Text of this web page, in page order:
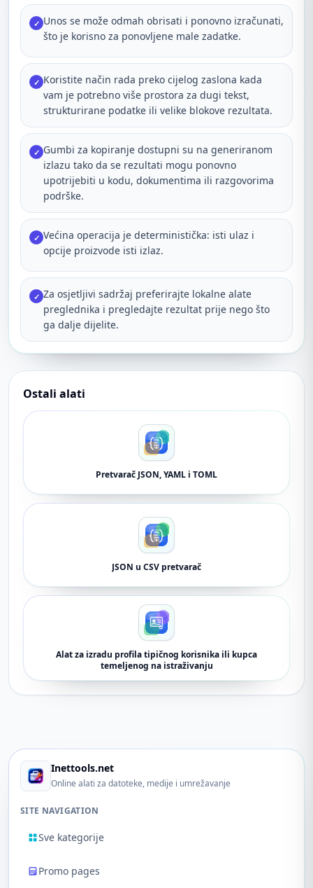
✓ Unos se može odmah obrisati i ponovno izračunati,
što je korisno za ponovljene male zadatke.
✓ Koristite način rada preko cijelog zaslona kada
vam je potrebno više prostora za dugi tekst,
strukturirane podatke ili velike blokove rezultata.
✓ Gumbi za kopiranje dostupni su na generiranom
izlazu tako da se rezultati mogu ponovno
upotrijebiti u kodu, dokumentima ili razgovorima
podrške.
✓ Većina operacija je deterministička: isti ulaz i
opcije proizvode isti izlaz.
✓ Za osjetljivi sadržaj preferirajte lokalne alate
preglednika i pregledajte rezultat prije nego što
ga dalje dijelite.
Ostali alati
Pretvarač JSON, YAML i TOML
JSON u CSV pretvarač
Alat za izradu profila tipičnog korisnika ili kupca
temeljenog na istraživanju
Inettools.net
Online alati za datoteke, medije i umrežavanje
SITE NAVIGATION
Sve kategorije
Promo pages